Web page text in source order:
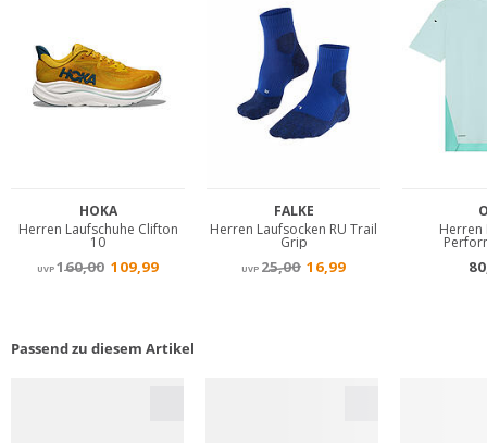
Passend zu diesem Artikel